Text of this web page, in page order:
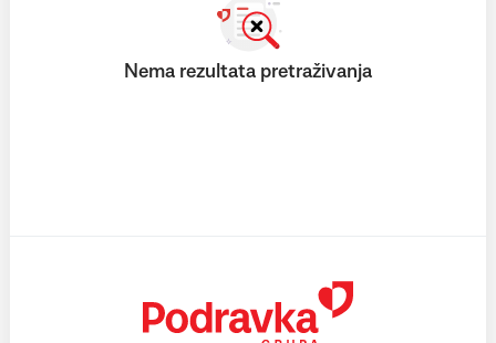
Nema rezultata pretraživanja